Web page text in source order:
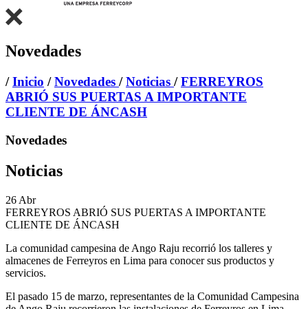
Novedades
/Inicio /Novedades /Noticias /FERREYROS
ABRIÓ SUS PUERTAS A IMPORTANTE
CLIENTE DE ÁNCASH
Novedades
Noticias
26 Abr
FERREYROS ABRIÓ SUS PUERTAS A IMPORTANTE
CLIENTE DE ÁNCASH
La comunidad campesina de Ango Raju recorrió los talleres y
almacenes de Ferreyros en Lima para conocer sus productos y
servicios.
El pasado 15 de marzo, representantes de la Comunidad Campesina